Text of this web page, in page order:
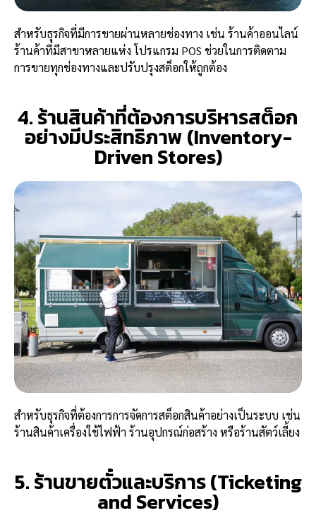
สำหรับธุรกิจที่มีการขายผ่านหลายช่องทาง เช่น ร้านค้าออนไลน์
ร้านค้าที่มีสาขาหลายแห่ง โปรแกรม POS ช่วยในการติดตาม
การขายทุกช่องทางและปรับปรุงสต็อกให้ถูกต้อง
4. ร้านสินค้าที่ต้องการบริหารสต็อก
อย่างมีประสิทธิภาพ (Inventory-
Driven Stores)
สำหรับธุรกิจที่ต้องการการจัดการสต็อกสินค้าอย่างเป็นระบบ เช่น
ร้านสินค้าเครื่องใช้ไฟฟ้า ร้านอุปกรณ์ก่อสร้าง หรือร้านสัตว์เลี้ยง
5. ร้านขายตั๋วและบริการ (Ticketing
and Services)